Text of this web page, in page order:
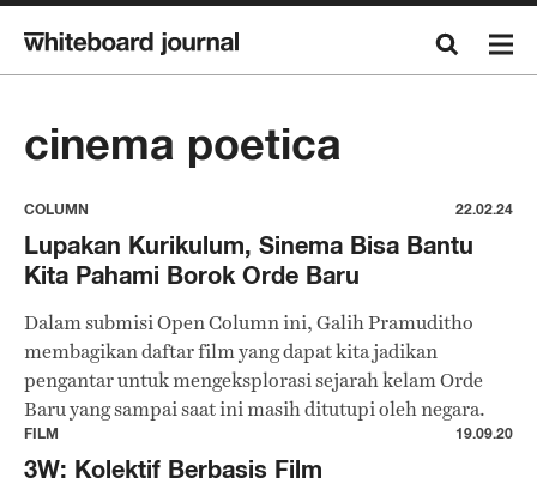
cinema poetica
COLUMN 22.02.24
Lupakan Kurikulum, Sinema Bisa Bantu
Kita Pahami Borok Orde Baru
Dalam submisi Open Column ini, Galih Pramuditho
membagikan daftar film yang dapat kita jadikan
pengantar untuk mengeksplorasi sejarah kelam Orde
Baru yang sampai saat ini masih ditutupi oleh negara.
FILM 19.09.20
3W: Kolektif Berbasis Film